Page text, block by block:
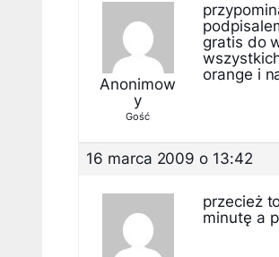
Anonimow
y
Gość
gratis do
orange i
16 marca 2009 o 13:42
przecież
minutę a